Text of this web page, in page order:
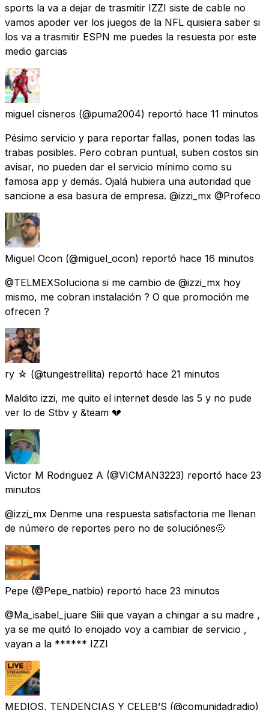
sports la va a dejar de trasmitir IZZI siste de cable no
vamos apoder ver los juegos de la NFL quisiera saber si
los va a trasmitir ESPN me puedes la resuesta por este
medio garcias
miguel cisneros (@puma2004) reportó hace 11 minutos
Pésimo servicio y para reportar fallas, ponen todas las
trabas posibles. Pero cobran puntual, suben costos sin
avisar, no pueden dar el servicio mínimo como su
famosa app y demás. Ojalá hubiera una autoridad que
sancione a esa basura de empresa. @izzi_mx @Profeco
Miguel Ocon (@miguel_ocon) reportó hace 16 minutos
@TELMEXSoluciona si me cambio de @izzi_mx hoy
mismo, me cobran instalación ? O que promoción me
ofrecen ?
ry ☆ (@tungestrellita) reportó hace 21 minutos
Maldito izzi, me quito el internet desde las 5 y no pude
ver lo de Stbv y &team 💔
Victor M Rodriguez A (@VICMAN3223) reportó hace 23
minutos
@izzi_mx Denme una respuesta satisfactoria me llenan
de número de reportes pero no de soluciónes🤨
Pepe (@Pepe_natbio) reportó hace 23 minutos
@Ma_isabel_juare Siiii que vayan a chingar a su madre ,
ya se me quitó lo enojado voy a cambiar de servicio ,
vayan a la ****** IZZI
MEDIOS, TENDENCIAS Y CELEB’S (@comunidadradio)